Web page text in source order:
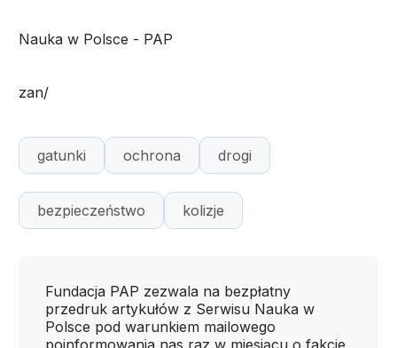
Nauka w Polsce - PAP
zan/
gatunki ochrona drogi
bezpieczeństwo kolizje
Fundacja PAP zezwala na bezpłatny
przedruk artykułów z Serwisu Nauka w
Polsce pod warunkiem mailowego